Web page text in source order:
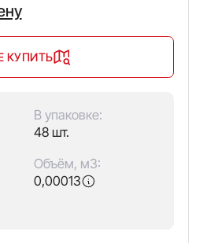
КУПИТЬ
В упаковке:
48 шт.
Объём, м3:
0,00013